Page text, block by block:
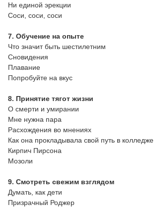
Ни единой эрекции
Соси, соси, соси
7. Обучение на опыте
Что значит быть шестилетним
Сновидения
Плавание
Попробуйте на вкус
8. Принятие тягот жизни
О смерти и умирании
Мне нужна пара
Расхождения во мнениях
Как она прокладывала свой путь в колледже
Кирпич Пирсона
Мозоли
9. Смотреть свежим взглядом
Думать, как дети
Призрачный Роджер